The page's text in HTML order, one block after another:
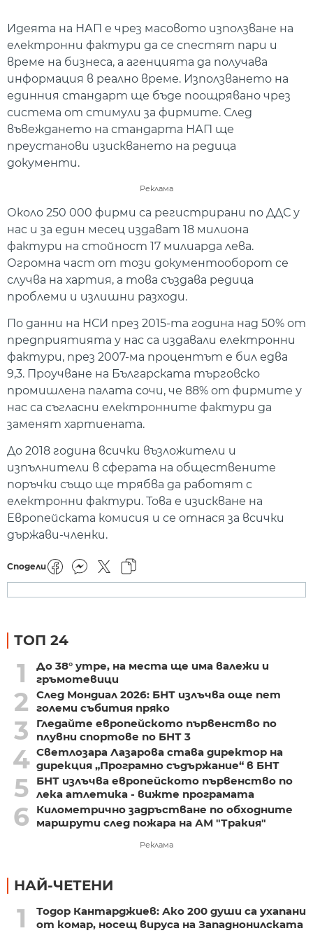
Идеята на НАП е чрез масовото използване на
електронни фактури да се спестят пари и
време на бизнеса, а агенцията да получава
информация в реално време. Използването на
единния стандарт ще бъде поощрявано чрез
система от стимули за фирмите. След
въвеждането на стандарта НАП ще
преустанови изискването на редица
документи.
Реклама
Около 250 000 фирми са регистрирани по ДДС у
нас и за един месец издават 18 милиона
фактури на стойност 17 милиарда лева.
Огромна част от този документооборот се
случва на хартия, а това създава редица
проблеми и излишни разходи.
По данни на НСИ през 2015-та година над 50% от
предприятията у нас са издавали електронни
фактури, през 2007-ма процентът е бил едва
9,3. Проучване на Българската търговско
промишлена палата сочи, че 88% от фирмите у
нас са съгласни електронните фактури да
заменят хартиената.
До 2018 година всички възложители и
изпълнители в сферата на обществените
поръчки също ще трябва да работят с
електронни фактури. Това е изискване на
Европейската комисия и се отнася за всички
държави-членки.
Сподели
ТОП 24
1
До 38° утре, на места ще има валежи и
гръмотевици
2
След Мондиал 2026: БНТ излъчва още пет
големи събития пряко
3
Гледайте европейското първенство по
плувни спортове по БНТ 3
4 Светлозара Лазарова става директор на
дирекция „Програмно съдържание“ в БНТ
5
БНТ излъчва европейското първенство по
лека атлетика - вижте програмата
6
Километрично задръстване по обходните
маршрути след пожара на АМ "Тракия"
Реклама
НАЙ-ЧЕТЕНИ
1
Тодор Кантарджиев: Ако 200 души са ухапани
от комар, носещ вируса на Западнонилската